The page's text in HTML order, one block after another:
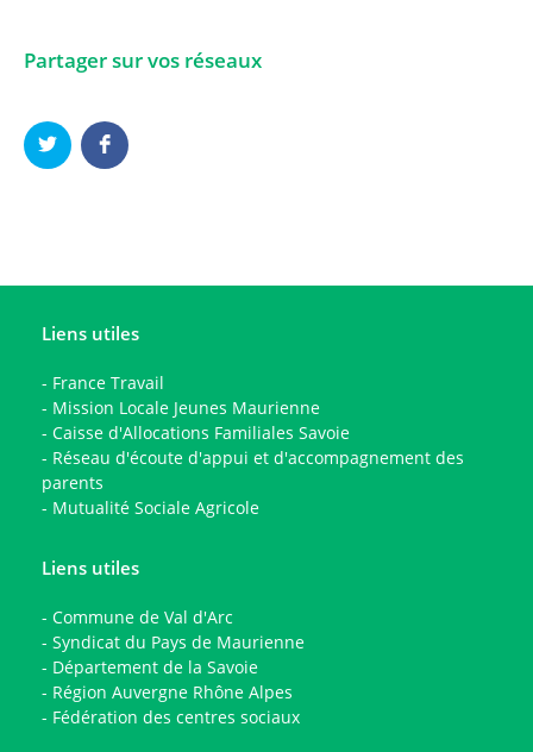
Partager sur vos réseaux
Liens utiles
- France Travail
- Mission Locale Jeunes Maurienne
- Caisse d'Allocations Familiales Savoie
- Réseau d'écoute d'appui et d'accompagnement des
parents
- Mutualité Sociale Agricole
Liens utiles
- Commune de Val d'Arc
- Syndicat du Pays de Maurienne
- Département de la Savoie
- Région Auvergne Rhône Alpes
- Fédération des centres sociaux